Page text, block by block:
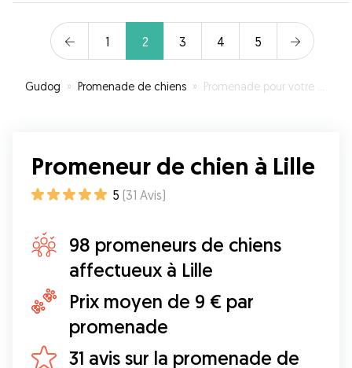
1 2 3 4 5
Gudog » Promenade de chiens » Promenade pour votre chien à Lille
Promeneur de chien à Lille
5 (31 Avis)
98 promeneurs de chiens
affectueux à Lille
Prix moyen de 9 € par
promenade
31 avis sur la promenade de